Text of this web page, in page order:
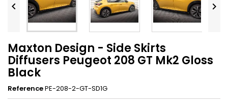
 
Maxton Design - Side Skirts
Diffusers Peugeot 208 GT Mk2 Gloss
Black
ReferencePE-208-2-GT-SD1G